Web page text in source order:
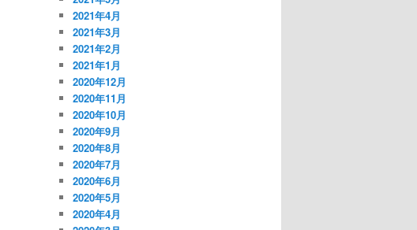
2021年4月
2021年3月
2021年2月
2021年1月
2020年12月
2020年11月
2020年10月
2020年9月
2020年8月
2020年7月
2020年6月
2020年5月
2020年4月